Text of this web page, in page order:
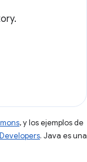
, y los ejemplos de
. Java es una